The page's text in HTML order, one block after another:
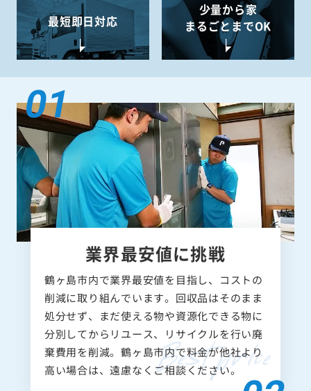
最短即日対応
少量から家
まるごとまでOK
業界最安値に挑戦
鶴ヶ島市内で業界最安値を目指し、コストの
削減に取り組んでいます。回収品はそのまま
処分せず、まだ使える物や資源化できる物に
分別してからリユース、リサイクルを行い廃
棄費用を削減。鶴ヶ島市内で料金が他社より
高い場合は、遠慮なくご相談ください。